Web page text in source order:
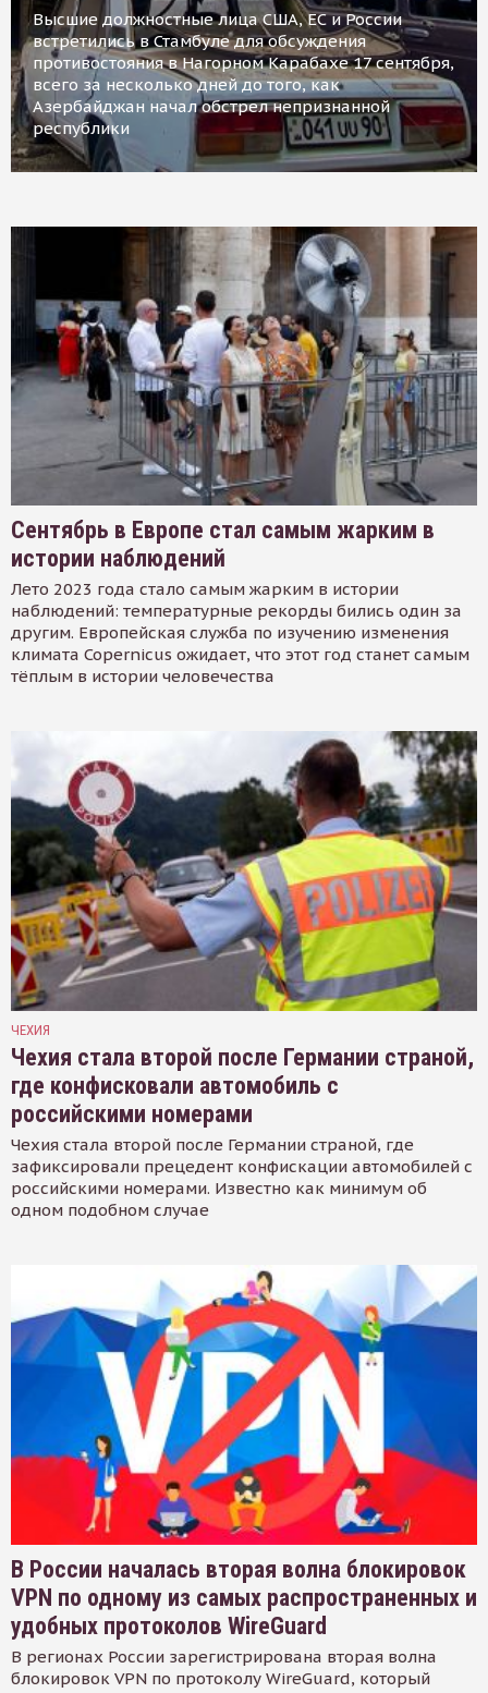
Высшие должностные лица США, ЕС и России
встретились в Стамбуле для обсуждения
противостояния в Нагорном Карабахе 17 сентября,
всего за несколько дней до того, как
Азербайджан начал обстрел непризнанной
республики
Сентябрь в Европе стал самым жарким в
истории наблюдений
Лето 2023 года стало самым жарким в истории
наблюдений: температурные рекорды бились один за
другим. Европейская служба по изучению изменения
климата Copernicus ожидает, что этот год станет самым
тёплым в истории человечества
ЧЕХИЯ
Чехия стала второй после Германии страной,
где конфисковали автомобиль с
российскими номерами
Чехия стала второй после Германии страной, где
зафиксировали прецедент конфискации автомобилей с
российскими номерами. Известно как минимум об
одном подобном случае
В России началась вторая волна блокировок
VPN по одному из самых распространенных и
удобных протоколов WireGuard
В регионах России зарегистрирована вторая волна
блокировок VPN по протоколу WireGuard, который